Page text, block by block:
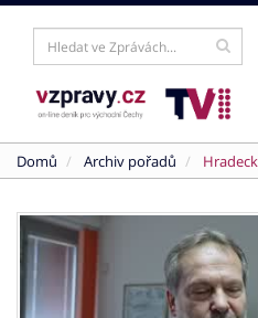
Domů Archiv pořadů